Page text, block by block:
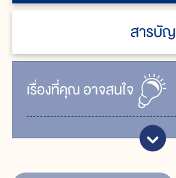
สารบัญ
เรื่ิองที่คุณอาจสนใจ